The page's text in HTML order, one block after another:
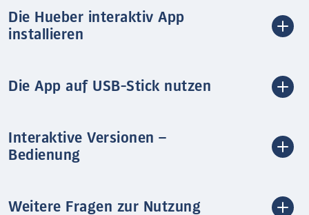
Die Hueber interaktiv App
installieren
Die App auf USB-Stick nutzen
Interaktive Versionen –
Bedienung
Weitere Fragen zur Nutzung